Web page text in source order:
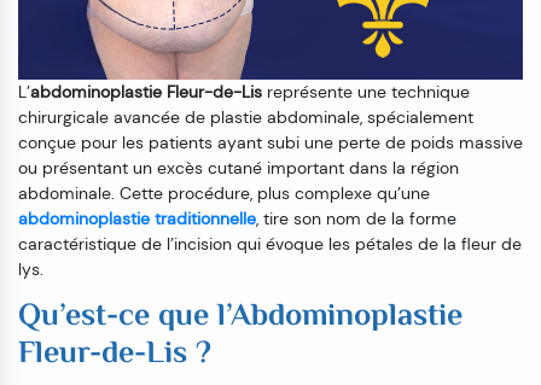
L’abdominoplastie Fleur-de-Lis représente une technique
chirurgicale avancée de plastie abdominale, spécialement
conçue pour les patients ayant subi une perte de poids massive
ou présentant un excès cutané important dans la région
abdominale. Cette procédure, plus complexe qu’une
abdominoplastie traditionnelle, tire son nom de la forme
caractéristique de l’incision qui évoque les pétales de la fleur de
lys.
Qu’est-ce que l’Abdominoplastie
Fleur-de-Lis ?